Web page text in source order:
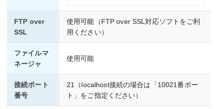
FTP over
SSL
使用可能（FTP over SSL対応ソフトをご利
用ください）
ファイルマ
ネージャ
使用可能
接続ポート
番号
21（localhost接続の場合は「10021番ポー
ト」をご指定ください）